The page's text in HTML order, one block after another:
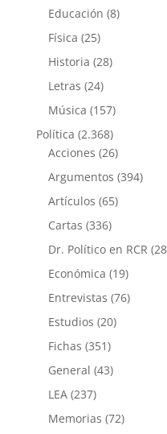
Educación (8)
Física (25)
Historia (28)
Letras (24)
Música (157)
Política (2.368)
Acciones (26)
Argumentos (394)
Artículos (65)
Cartas (336)
Dr. Político en RCR
Económica (19)
Entrevistas (76)
Estudios (20)
Fichas (351)
General (43)
LEA(237)
Memorias (72)